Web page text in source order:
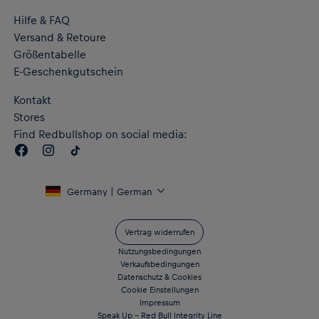
Hilfe & FAQ
Versand & Retoure
Größentabelle
E-Geschenkgutschein
Kontakt
Stores
Find Redbullshop on social media:
Germany | German
Vertrag widerrufen
Nutzungsbedingungen
Verkaufsbedingungen
Datenschutz & Cookies
Cookie Einstellungen
Impressum
Speak Up – Red Bull Integrity Line